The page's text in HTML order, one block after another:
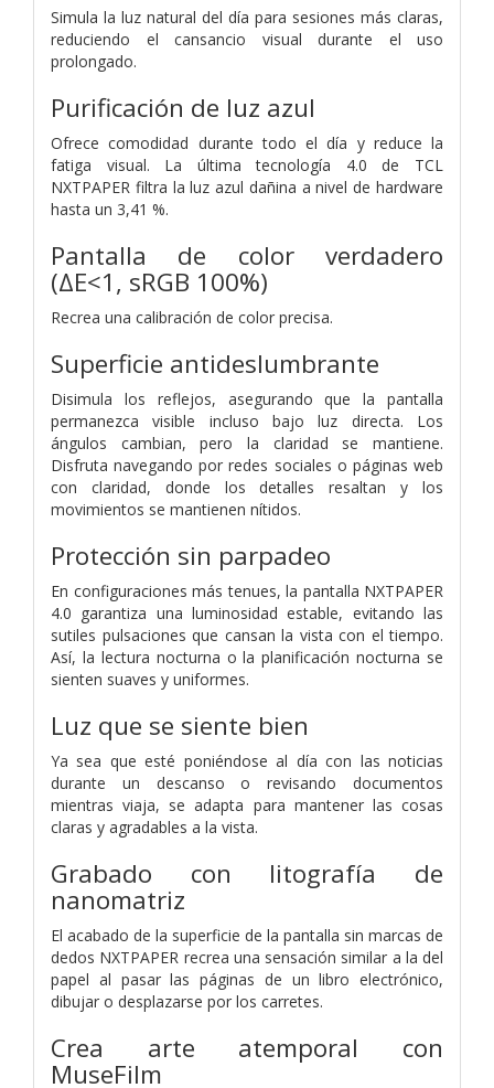
Simula la luz natural del día para sesiones más claras,
reduciendo el cansancio visual durante el uso
prolongado.
Purificación de luz azul
Ofrece comodidad durante todo el día y reduce la
fatiga visual. La última tecnología 4.0 de TCL
NXTPAPER filtra la luz azul dañina a nivel de hardware
hasta un 3,41 %.
Pantalla de color verdadero
(ΔE<1, sRGB 100%)
Recrea una calibración de color precisa.
Superficie antideslumbrante
Disimula los reflejos, asegurando que la pantalla
permanezca visible incluso bajo luz directa. Los
ángulos cambian, pero la claridad se mantiene.
Disfruta navegando por redes sociales o páginas web
con claridad, donde los detalles resaltan y los
movimientos se mantienen nítidos.
Protección sin parpadeo
En configuraciones más tenues, la pantalla NXTPAPER
4.0 garantiza una luminosidad estable, evitando las
sutiles pulsaciones que cansan la vista con el tiempo.
Así, la lectura nocturna o la planificación nocturna se
sienten suaves y uniformes.
Luz que se siente bien
Ya sea que esté poniéndose al día con las noticias
durante un descanso o revisando documentos
mientras viaja, se adapta para mantener las cosas
claras y agradables a la vista.
Grabado con litografía de
nanomatriz
El acabado de la superficie de la pantalla sin marcas de
dedos NXTPAPER recrea una sensación similar a la del
papel al pasar las páginas de un libro electrónico,
dibujar o desplazarse por los carretes.
Crea arte atemporal con
MuseFilm